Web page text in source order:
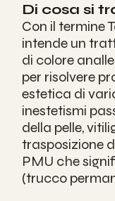
Di cosa si
Con il termine
intende un
di colore
per risolvere
estetica di
inestetismi
della pelle,
trasposizione
PMU che
(trucco